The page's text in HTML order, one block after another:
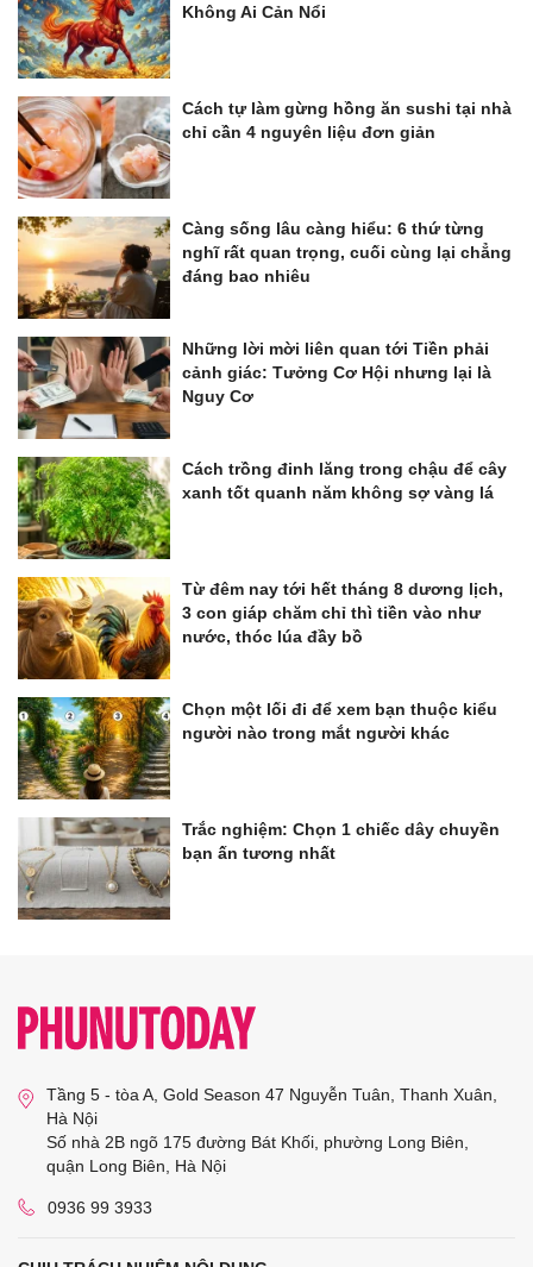
Không Ai Cản Nổi
Cách tự làm gừng hồng ăn sushi tại nhà
chỉ cần 4 nguyên liệu đơn giản
Càng sống lâu càng hiểu: 6 thứ từng
nghĩ rất quan trọng, cuối cùng lại chẳng
đáng bao nhiêu
Những lời mời liên quan tới Tiền phải
cảnh giác: Tưởng Cơ Hội nhưng lại là
Nguy Cơ
Cách trồng đinh lăng trong chậu để cây
xanh tốt quanh năm không sợ vàng lá
Từ đêm nay tới hết tháng 8 dương lịch,
3 con giáp chăm chỉ thì tiền vào như
nước, thóc lúa đầy bồ
Chọn một lối đi để xem bạn thuộc kiểu
người nào trong mắt người khác
Trắc nghiệm: Chọn 1 chiếc dây chuyền
bạn ấn tương nhất
Tầng 5 - tòa A, Gold Season 47 Nguyễn Tuân, Thanh Xuân,
Hà Nội
Số nhà 2B ngõ 175 đường Bát Khối, phường Long Biên,
quận Long Biên, Hà Nội
0936 99 3933